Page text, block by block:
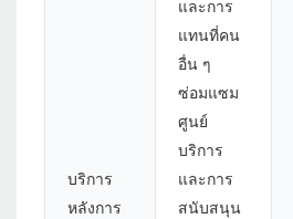
บริการ
หลังการ
และการ
แทนที่คน
อื่น ๆ
ซ่อมแซม
ศูนย์
บริการ
และการ
สนับสนุน